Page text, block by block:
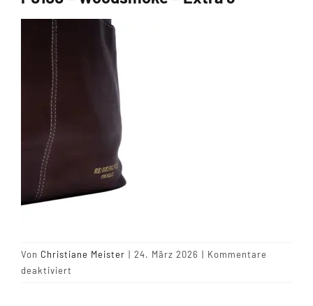
Tipps & Infos
Münster Yarn
Wollfestivals
Kontakt
Von Christiane Meister | 24. März 2026 | Kommentare
deaktiviert